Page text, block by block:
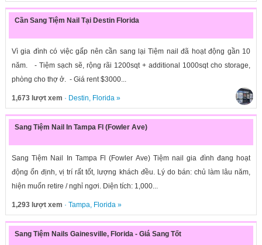
Cần Sang Tiệm Nail Tại Destin Florida
Vì gia đình có việc gấp nên cần sang lại Tiệm nail đã hoạt động gần 10
năm. - Tiệm sạch sẽ, rộng rãi 1200sqt + additional 1000sqt cho storage,
phòng cho thợ ở. - Giá rent $3000...
1,673 lượt xem · Destin, Florida»
Sang Tiệm Nail In Tampa Fl (Fowler Ave)
Sang Tiệm Nail In Tampa Fl (Fowler Ave) Tiệm nail gia đình đang hoạt
động ổn định, vị trí rất tốt, lượng khách đều. Lý do bán: chủ làm lâu năm,
hiện muốn retire / nghỉ ngơi. Diện tích: 1,000...
1,293 lượt xem · Tampa, Florida»
Sang Tiệm Nails Gainesville, Florida - Giá Sang Tốt